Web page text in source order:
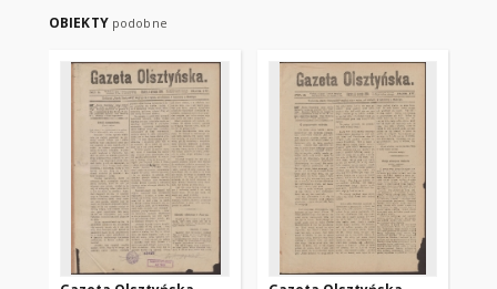
OBIEKTY podobne